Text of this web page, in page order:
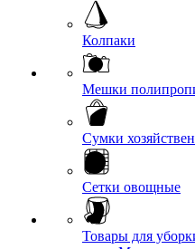
Колпаки
Мешки
Сумки
Сетки овощные
Товары для